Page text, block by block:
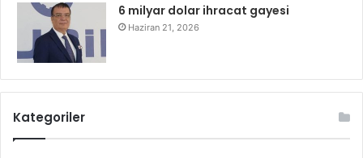
6 milyar dolar ihracat gayesi
Haziran 21, 2026
Kategoriler